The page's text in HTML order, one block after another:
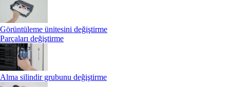
Görüntüleme ünitesini değiştirme
Parçaları değiştirme
Alma silindir grubunu değiştirme